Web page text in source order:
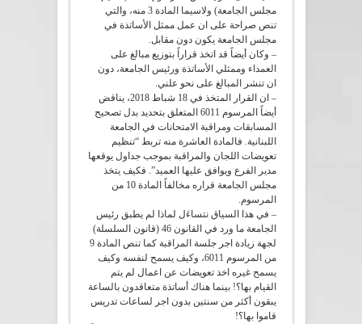
مجلس الجامعة) ولاسيما المادة 3 منه، والتي
تنص صراحة على ان عمل ممثل الأساتذة في
مجلس الجامعة يكون دون مقابل.
– وكان أيضاً قد اتخذ قراراً بتوزيع مبالغ على
العمداء وممثلي الأساتذة ورئيس الجامعة، دون
ان تنشر المبالغ على نحو علني.
– ان القرار المتخذ في 18 شباط 2018، يناقض
أيضاً المرسوم 6011 المتعلق بتحديد بدل تصحيح
المسابقات ومراقبة الامتحانات في الجامعة
اللبنانية. فالمادة العاشرة منه تربط “تنظيم
تعويضات اللجان والمراقبة بموجب جداول يوقعها
مدير الفرع ويوافق عليها العميد”. فكيف يتخذ
مجلس الجامعة قراره مخالفاً المادة 10 من
المرسوم.
– في هذا السياق نتساءَل لماذا لم يطبق رئيس
الجامعة ما ورد في القانون 46 (قانون السلسلة)
لجهة زيادة اجر جلسة المراقبة كما تنص المادة 9
من المرسوم 6011، وكيف يسمح لنفسه وكيف
يسمح غيره اخذ تعويضات عن اعمال لم يتم
القيام بها؟! بينما هناك أساتذة متعاقدون بالساعة
يبقون أكثر من سنتين بدون اجر لساعات تدريس
قاموا بها؟!